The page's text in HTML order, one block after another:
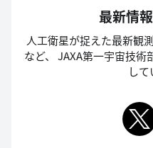
最新情
人工衛星が捉えた最新観
など、
JAXA第一宇宙技術
して